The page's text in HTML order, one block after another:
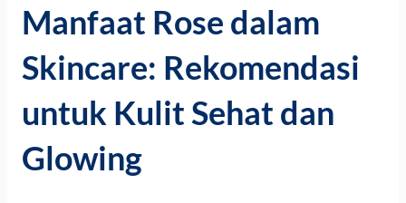
Manfaat Rose dalam
Skincare: Rekomendasi
untuk Kulit Sehat dan
Glowing